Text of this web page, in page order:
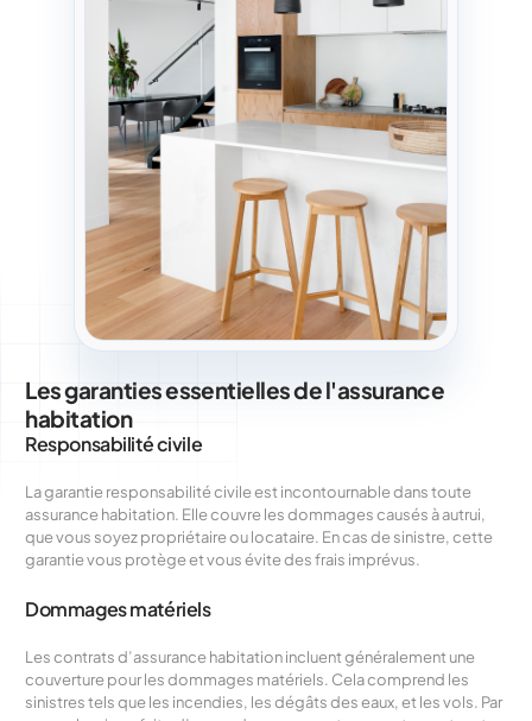
Les garanties essentielles de l'assurance
habitation
Responsabilité civile
La garantie responsabilité civile est incontournable dans toute
assurance habitation. Elle couvre les dommages causés à autrui,
que vous soyez propriétaire ou locataire. En cas de sinistre, cette
garantie vous protège et vous évite des frais imprévus.
Dommages matériels
Les contrats d’assurance habitation incluent généralement une
couverture pour les dommages matériels. Cela comprend les
sinistres tels que les incendies, les dégâts des eaux, et les vols. Par